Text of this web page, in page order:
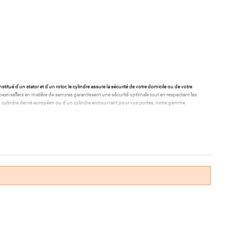
d'un stator et d'un rotor, le cylindre assure la sécurité de votre domicile ou de votre
sellers en matière de serrures garantissent une sécurité optimale tout en respectant les
denté européen ou d'un cylindre entrouvrant pour vos portes, notre gamme
vos entrées.
leur utilisation quotidienne.
de haute qualité.
ou professionnelle.
adaptée à vos besoins.